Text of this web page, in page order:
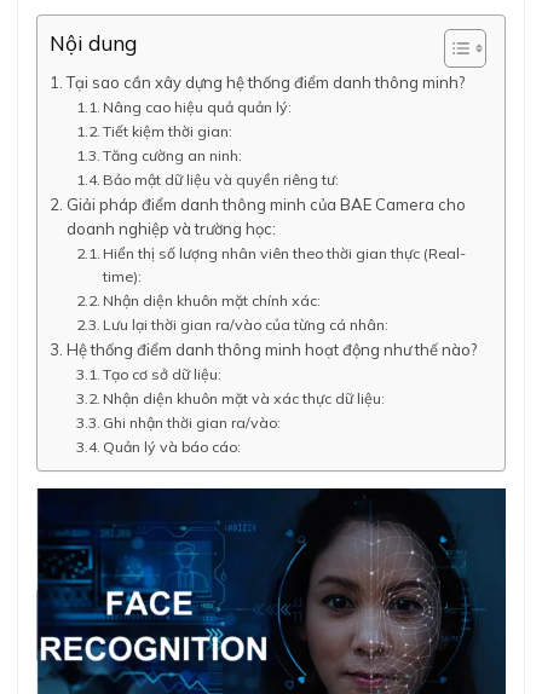
Nội dung
Tại sao cần xây dựng hệ thống điểm danh thông minh?
Nâng cao hiệu quả quản lý:
Tiết kiệm thời gian:
Tăng cường an ninh:
Bảo mật dữ liệu và quyền riêng tư:
Giải pháp điểm danh thông minh của BAE Camera cho
doanh nghiệp và trường học:
Hiển thị số lượng nhân viên theo thời gian thực (Real-
time):
Nhận diện khuôn mặt chính xác:
Lưu lại thời gian ra/vào của từng cá nhân:
Hệ thống điểm danh thông minh hoạt động như thế nào?
Tạo cơ sở dữ liệu:
Nhận diện khuôn mặt và xác thực dữ liệu:
Ghi nhận thời gian ra/vào:
Quản lý và báo cáo: